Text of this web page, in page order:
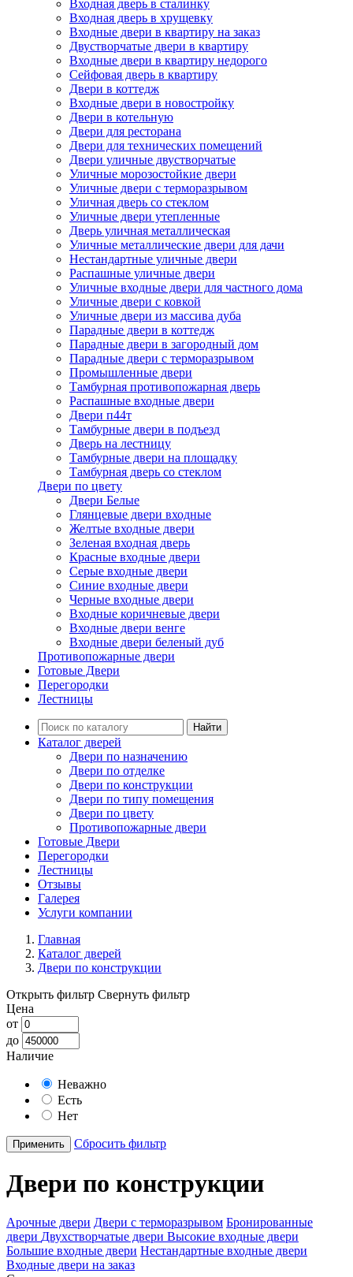
Входная дверь в сталинку
Входная дверь в хрущевку
Входные двери в квартиру на заказ
Двустворчатые двери в квартиру
Входные двери в квартиру недорого
Сейфовая дверь в квартиру
Двери в коттедж
Входные двери в новостройку
Двери в котельную
Двери для ресторана
Двери для технических помещений
Двери уличные двустворчатые
Уличные морозостойкие двери
Уличные двери с терморазрывом
Уличная дверь со стеклом
Уличные двери утепленные
Дверь уличная металлическая
Уличные металлические двери для дачи
Нестандартные уличные двери
Распашные уличные двери
Уличные входные двери для частного дома
Уличные двери с ковкой
Уличные двери из массива дуба
Парадные двери в коттедж
Парадные двери в загородный дом
Парадные двери с терморазрывом
Промышленные двери
Тамбурная противопожарная дверь
Распашные входные двери
Двери п44т
Тамбурные двери в подъезд
Дверь на лестницу
Тамбурные двери на площадку
Тамбурная дверь со стеклом
Двери по цвету
Двери Белые
Глянцевые двери входные
Желтые входные двери
Зеленая входная дверь
Красные входные двери
Серые входные двери
Синие входные двери
Черные входные двери
Входные коричневые двери
Входные двери венге
Входные двери беленый дуб
Противопожарные двери
Готовые Двери
Перегородки
Лестницы
Найти
Каталог дверей
Двери по назначению
Двери по отделке
Двери по конструкции
Двери по типу помещения
Двери по цвету
Противопожарные двери
Готовые Двери
Перегородки
Лестницы
Отзывы
Галерея
Услуги компании
Главная
Каталог дверей
Двери по конструкции
Открыть фильтр Свернуть фильтр
Цена
от
до
Наличие
Неважно
Есть
Нет
Применить Сбросить фильтр
Двери по конструкции
Арочные двери Двери с терморазрывом Бронированные
двери Двухстворчатые двери Высокие входные двери
Большие входные двери Нестандартные входные двери
Входные двери на заказ